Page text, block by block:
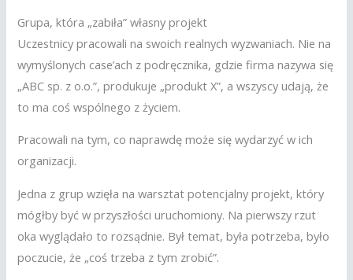
Grupa, która „zabiła” własny projekt
Uczestnicy pracowali na swoich realnych wyzwaniach. Nie na
wymyślonych case’ach z podręcznika, gdzie firma nazywa się
„ABC sp. z o.o.”, produkuje „produkt X”, a wszyscy udają, że
to ma coś wspólnego z życiem.
Pracowali na tym, co naprawdę może się wydarzyć w ich
organizacji.
Jedna z grup wzięła na warsztat potencjalny projekt, który
mógłby być w przyszłości uruchomiony. Na pierwszy rzut
oka wyglądało to rozsądnie. Był temat, była potrzeba, było
poczucie, że „coś trzeba z tym zrobić”.